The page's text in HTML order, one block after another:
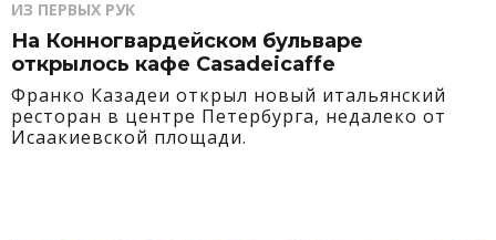
ИЗ ПЕРВЫХ РУК
На Конногвардейском бульваре
открылось кафе Casadeicaffe
Франко Казадеи открыл новый итальянский
ресторан в центре Петербурга, недалеко от
Исаакиевской площади.